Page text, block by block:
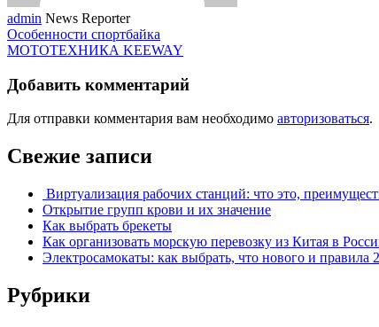
admin News Reporter
Особенности спортбайка
МОТОТЕХНИКА KEEWAY
Добавить комментарий
Для отправки комментария вам необходимо авторизоваться.
Свежие записи
Виртуализация рабочих станций: что это,
Открытие групп крови и их значение
Как выбрать брекеты
Как организовать морскую перевозку из Китая в
Электросамокаты: как выбрать, что нового и правила
Рубрики